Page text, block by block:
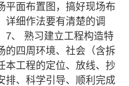
平面布置图，搞好现场布
详细作法要有清楚的调
7、 熟习建立工程构造特
的四周环境、社会（含拆
本工程的定位、放线、抄
排、科学引导、顺利完成